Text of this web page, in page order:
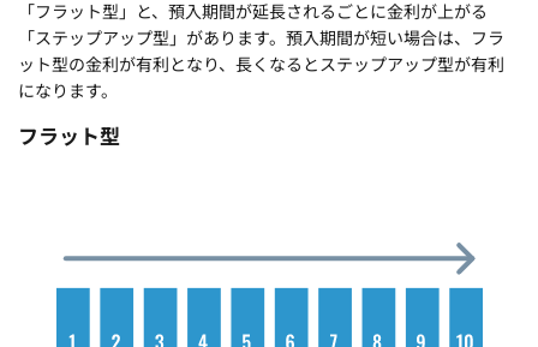
「フラット型」と、預入期間が延長されるごとに金利が上がる
「ステップアップ型」があります。預入期間が短い場合は、フラ
ット型の金利が有利となり、長くなるとステップアップ型が有利
になります。
フラット型